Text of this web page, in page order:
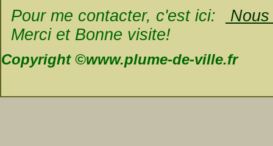
Pour me contacter, c'est ici:
Merci et Bonne visite!
Copyright ©www.plume-de-ville.fr